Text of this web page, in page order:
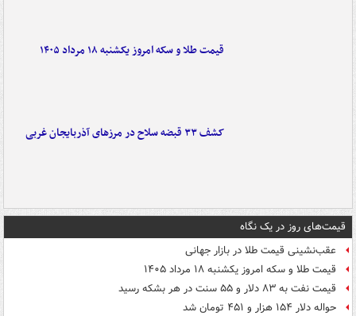
قیمت طلا و سکه امروز یکشنبه ۱۸ مرداد ۱۴۰۵
کشف ۳۳ قبضه سلاح در مرزهای آذربایجان غربی
قیمت‌های روز در یک نگاه
عقب‌نشینی قیمت طلا در بازار جهانی
قیمت طلا و سکه امروز یکشنبه ۱۸ مرداد ۱۴۰۵
قیمت نفت به ۸۳ دلار و ۵۵ سنت در هر بشکه رسید
حواله دلار ۱۵۴ هزار و ۴۵۱ تومان شد